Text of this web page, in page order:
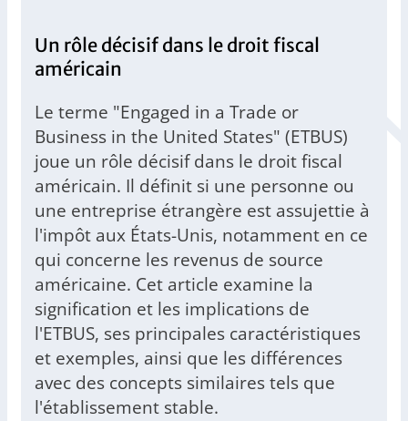
Un rôle décisif dans le droit fiscal
américain
Le terme "Engaged in a Trade or
Business in the United States" (ETBUS)
joue un rôle décisif dans le droit fiscal
américain. Il définit si une personne ou
une entreprise étrangère est assujettie à
l'impôt aux États-Unis, notamment en ce
qui concerne les revenus de source
américaine. Cet article examine la
signification et les implications de
l'ETBUS, ses principales caractéristiques
et exemples, ainsi que les différences
avec des concepts similaires tels que
l'établissement stable.